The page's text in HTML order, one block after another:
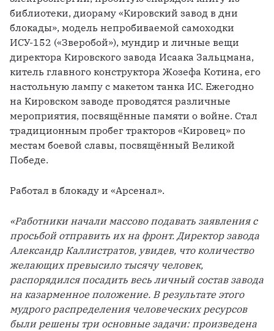
библиотеки, диораму «Кировский завод в дни
блокады», модель непробиваемой самоходки
ИСУ-152 («Зверобой»), мундир и личные вещи
директора Кировского завода Исаака Зальцмана,
китель главного конструктора Жозефа Котина, его
настольную лампу с макетом танка ИС. Ежегодно
на Кировском заводе проводятся различные
мероприятия, посвящённые памяти о войне. Стал
традиционным пробег тракторов «Кировец» по
местам боевой славы, посвящённый Великой
Победе.
Работал в блокаду и «Арсенал».
«Работники начали массово подавать заявления с
просьбой отправить их на фронт. Директор завода
Александр Каллистратов, увидев, что количество
желающих превысило тысячу человек,
распорядился посадить весь личный состав завода
на казарменное положение. В результате этого
мудрого распределения человеческих ресурсов
были решены три основные задачи: произведена